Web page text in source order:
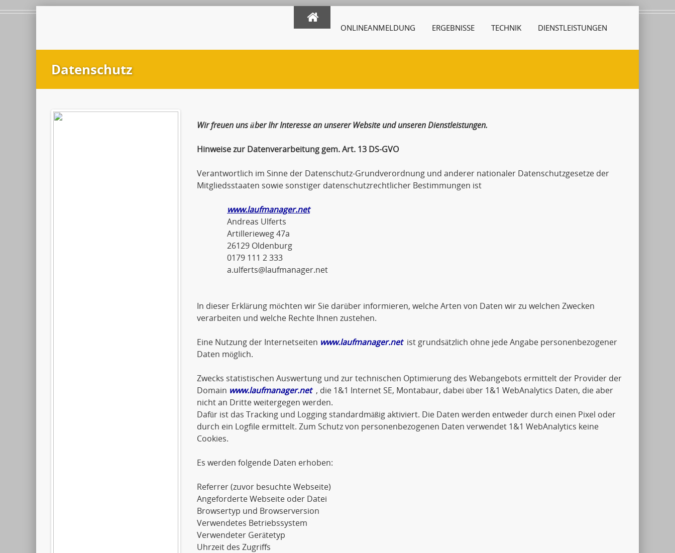
ONLINEANMELDUNG ERGEBNISSE TECHNIK DIENSTLEISTUNGEN
Datenschutz
Wir freuen uns über Ihr Interesse an unserer Website und unseren Dienstleistungen.
Hinweise zur Datenverarbeitung gem. Art. 13 DS-GVO
Verantwortlich im Sinne der Datenschutz-Grundverordnung und anderer nationaler Datenschutzgesetze der
Mitgliedsstaaten sowie sonstiger datenschutzrechtlicher Bestimmungen ist
www.laufmanager.net
Andreas Ulferts
Artillerieweg 47a
26129 Oldenburg
0179 111 2 333
a.ulferts@laufmanager.net
In dieser Erklärung möchten wir Sie darüber informieren, welche Arten von Daten wir zu welchen Zwecken
verarbeiten und welche Rechte Ihnen zustehen.
Eine Nutzung der Internetseiten www.laufmanager.netist grundsätzlich ohne jede Angabe personenbezogener
Daten möglich.
Zwecks statistischen Auswertung und zur technischen Optimierung des Webangebots ermittelt der Provider der
Domain www.laufmanager.net, die 1&1 Internet SE, Montabaur, dabei über 1&1 WebAnalytics Daten, die aber
nicht an Dritte weitergegen werden.
Dafür ist das Tracking und Logging standardmäßig aktiviert. Die Daten werden entweder durch einen Pixel oder
durch ein Logfile ermittelt. Zum Schutz von personenbezogenen Daten verwendet 1&1 WebAnalytics keine
Cookies.
Es werden folgende Daten erhoben:
Referrer (zuvor besuchte Webseite)
Angeforderte Webseite oder Datei
Browsertyp und Browserversion
Verwendetes Betriebssystem
Verwendeter Gerätetyp
Uhrzeit des Zugriffs